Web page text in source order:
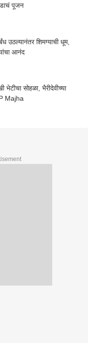
पूजन
उठल्यानंतर शिमग्याची धूम,
आनंद
Majha